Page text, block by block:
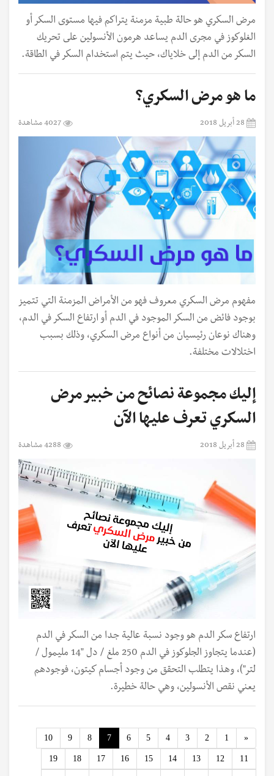
مرض السكري هو حالة طبية مزمنة يتراكم فيها مستوى السكر أو
الغلوكوز في مجرى الدم يساعد هرمون الأنسولين على تحريك
السكر من الدم إلى خلاياك، حيث يتم استخدام السكر في الطاقة.
ما هو مرض السكري؟
28 أبريل 2018 4027 مشاهدة
مفهوم مرض السكري معروف فهو من الأمراض المزمنة التي تتميز
بوجود فائض من السكر الموجود في الدم أو ارتفاع السكر في الدم،
وهناك نوعان رئيسيان من أنواع مرض السكري، وذلك بسبب
اختلالات مختلفة.
إليك مجموعة نصائح من خبير مرض
السكري تعرف عليها الآن
28 أبريل 2018 4288 مشاهدة
ارتفاع سكر الدم هو وجود نسبة عالية جدا من السكر في الدم
(عندما يتجاوز الجلوكوز في الدم 250 ملغ / دل "14 مليمول /
لتر")، وهذا يتطلب التحقق من وجود أجسام كيتون، فوجودهم
يعني نقص الأنسولين، وهي حالة خطيرة.
«
Previous
1
2
3
4
5
6
7
8
9
10
11
12
13
14
15
16
17
18
19